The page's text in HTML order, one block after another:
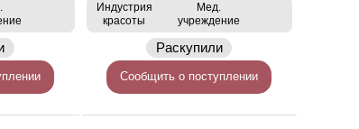
Индустрия
красоты
Мед.
учреждение
Раскупили
Сообщить о поступлении